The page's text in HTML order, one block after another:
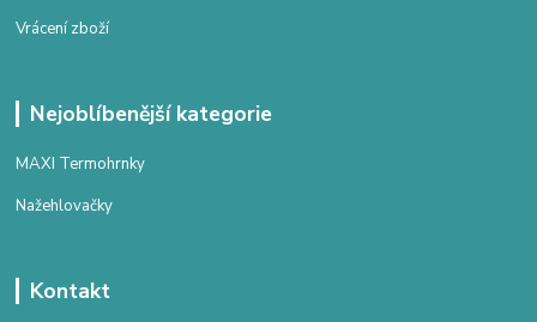
Vrácení zboží
Nejoblíbenější kategorie
MAXI Termohrnky
Nažehlovačky
Kontakt